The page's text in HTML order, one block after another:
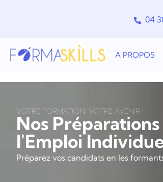
04
A PROPOS
VOTRE FORMATION, VOTRE AVENIR !
Nos
l'Emploi
Préparez vos candidats en les